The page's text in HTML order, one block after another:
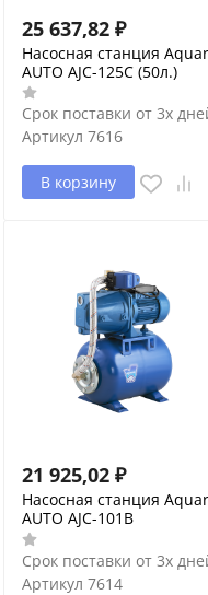
25 637,82 ₽
Насосная станция
AUTO AJC-125C (50л.)
Срок поставки от 3х
Артикул 7616
В корзину
21 925,02 ₽
Насосная станция
AUTO AJC-101B
Срок поставки от 3х
Артикул 7614